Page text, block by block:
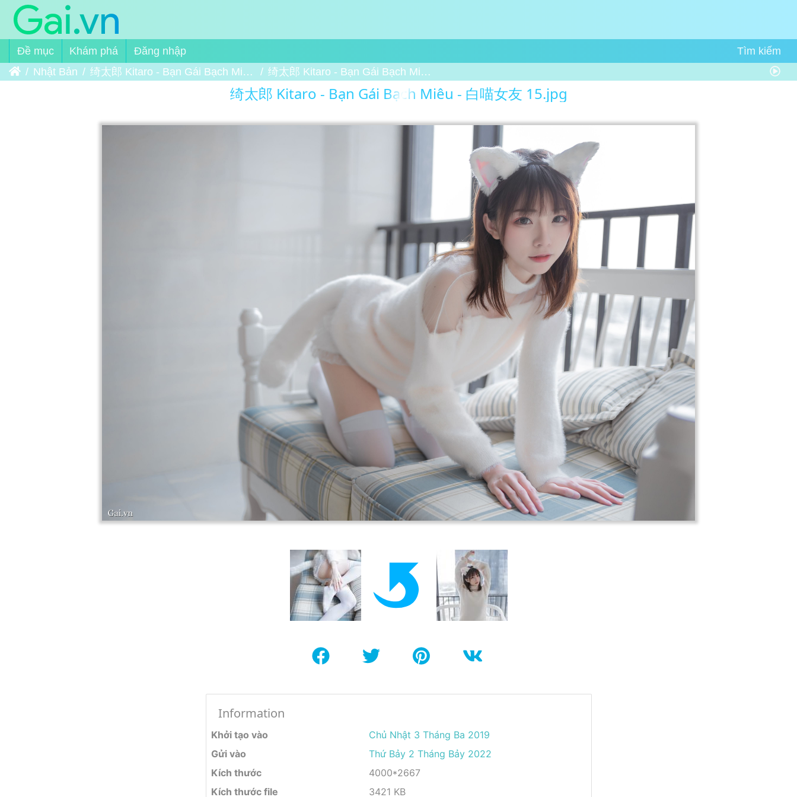
Đề mục Khám phá
Đăng nhập
Trang chủNhật Bản 绮太郎 Kitaro - Bạn Gái Bạch Miêu - 白喵女友 绮太郎 Kitaro - Bạn Gái Bạch Miêu - 白喵女友 15
绮太郎 Kitaro - Bạn Gái Bạch Miêu - 白喵女友 15.jpg
Information
Khởi tạo vào
Chủ Nhật 3 Tháng Ba 2019
Gửi vào
Thứ Bảy 2 Tháng Bảy 2022
Kích thước
4000*2667
Kích thước file
3421 KB